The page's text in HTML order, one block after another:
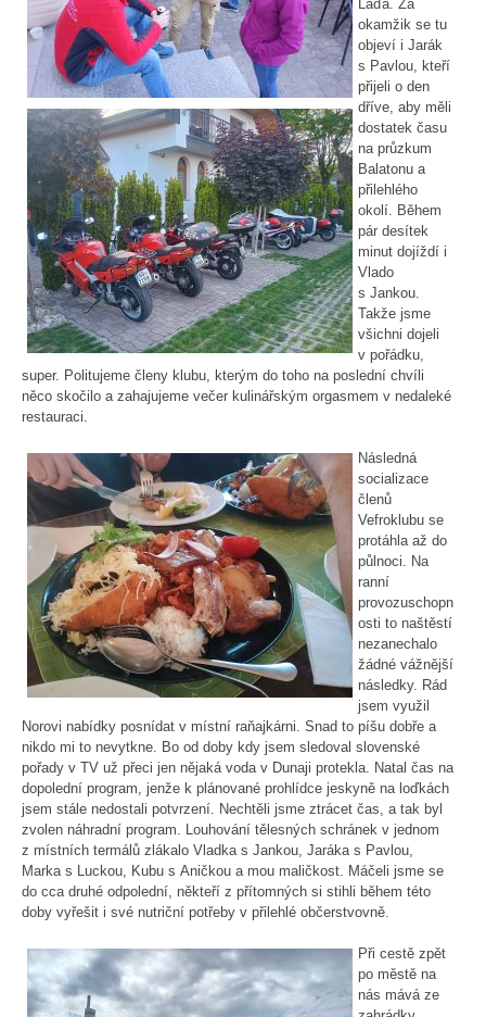
Láďa. Za
okamžik se tu
objeví i Jarák
s Pavlou, kteří
přijeli o den
dříve, aby měli
dostatek času
na průzkum
Balatonu a
přilehlého
okolí. Během
pár desítek
minut dojíždí i
Vlado
s Jankou.
Takže jsme
všichni dojeli
v pořádku,
super. Politujeme členy klubu, kterým do toho na poslední chvíli
něco skočilo a zahajujeme večer kulinářským orgasmem v nedaleké
restauraci.
Následná
socializace
členů
Vefroklubu se
protáhla až do
půlnoci. Na
ranní
provozuschopn
osti to naštěstí
nezanechalo
žádné vážnější
následky. Rád
jsem využil
Norovi nabídky posnídat v místní raňajkárni. Snad to píšu dobře a
nikdo mi to nevytkne. Bo od doby kdy jsem sledoval slovenské
pořady v TV už přeci jen nějaká voda v Dunaji protekla. Natal čas na
dopolední program, jenže k plánované prohlídce jeskyně na loďkách
jsem stále nedostali potvrzení. Nechtěli jsme ztrácet čas, a tak byl
zvolen náhradní program. Louhování tělesných schránek v jednom
z místních termálů zlákalo Vladka s Jankou, Jaráka s Pavlou,
Marka s Luckou, Kubu s Aničkou a mou maličkost. Máčeli jsme se
do cca druhé odpolední, někteří z přítomných si stihli během této
doby vyřešit i své nutriční potřeby v přilehlé občerstvovně.
Při cestě zpět
po městě na
nás mává ze